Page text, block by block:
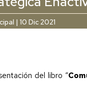
|10 Dic 2021
del libro “